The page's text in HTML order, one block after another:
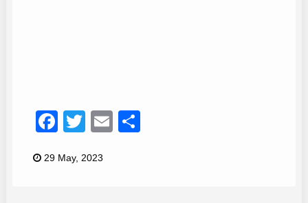
Facebook
TwitterEmail
29 May, 2023